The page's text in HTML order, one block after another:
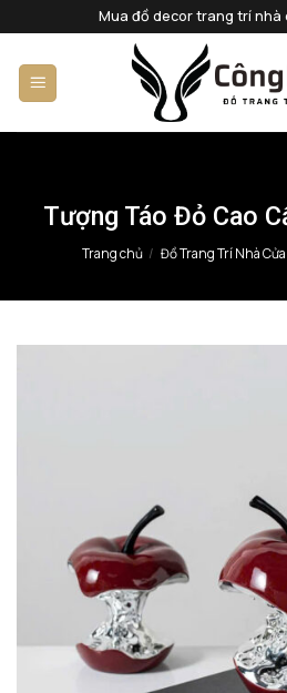
qua
nội
dung
Mua đồ decor trang trí nhà
Tượng Táo Đỏ Cao
Trang chủ / Đồ Trang Trí Nhà Cửa